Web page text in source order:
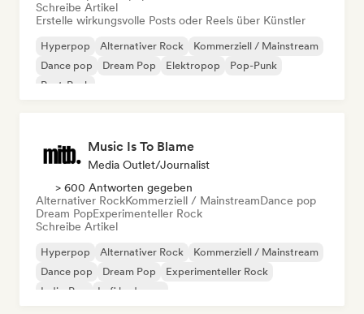
Schreibe Artikel
Erstelle wirkungsvolle Posts oder Reels über Künstler
Hyperpop Alternativer Rock
Kommerziell / Mainstream
Dance pop
Dream Pop Elektropop
Pop-Punk
Post-Punk
Music Is To Blame
Media Outlet/Journalist
> 600 Antworten gegeben
Alternativer RockKommerziell / MainstreamDance pop
Dream PopExperimenteller Rock
Schreibe Artikel
Hyperpop Alternativer Rock
Kommerziell / Mainstream
Dance pop
Dream Pop
Experimenteller Rock
Indie-Pop
Lofi bedroom